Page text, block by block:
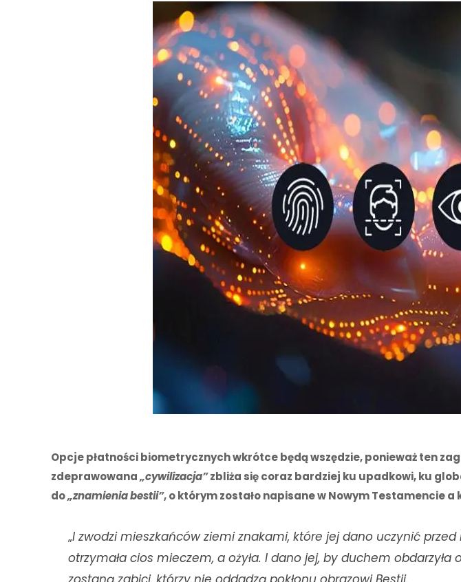
Opcje płatności biometrycznych wkrótce będą wszędzie, ponieważ ten
zdeprawowana„cywilizacja”zbliża się coraz bardziej ku upadkowi, ku
do„znamienia bestii”, o którym zostało napisane w Nowym Testamencie
„I zwodzi mieszkańców ziemi znakami, które jej dano uczynić
otrzymała cios mieczem, a ożyła. I dano jej, by duchem obdarzyła